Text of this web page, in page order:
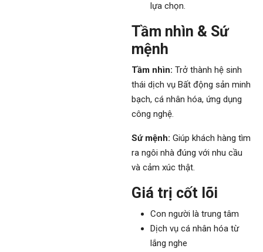
lựa chọn.
Tầm nhìn & Sứ
mệnh
Tầm nhìn: Trở thành hệ sinh
thái dịch vụ Bất động sản minh
bạch, cá nhân hóa, ứng dụng
công nghệ.
Sứ mệnh: Giúp khách hàng tìm
ra ngôi nhà đúng với nhu cầu
và cảm xúc thật.
Giá trị cốt lõi
Con người là trung tâm
Dịch vụ cá nhân hóa từ
lắng nghe